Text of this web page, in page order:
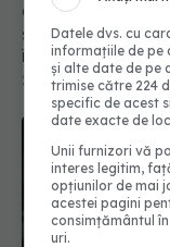
Global Forum
sănătatea
întotdeauna
26 iun 2026, 14:48
Datele dvs. cu
informațiile de pe
și alte date de pe
trimise către 224
specific de acest
date exacte de
Unii furnizori vă
interes legitim,
opțiunilor de mai
acestei pagini
consimțământul
uri.